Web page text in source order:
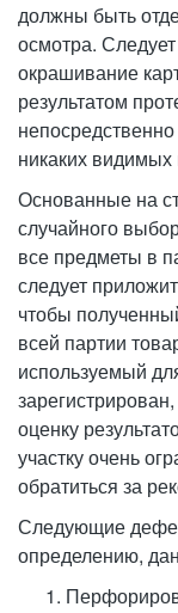
должны быть
осмотра.
окрашивание
результатом
никаких видимых
Основанные на
случайного
все предметы в
следует
чтобы
всей партии
используемый
оценку
участку очень
обратиться за
Следующие
определению,